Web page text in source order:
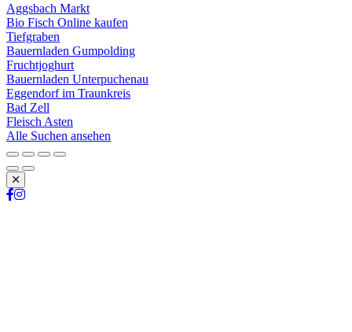
Aggsbach Markt
Bio Fisch Online kaufen
Tiefgraben
Bauernladen Gumpolding
Fruchtjoghurt
Bauernladen Unterpuchenau
Eggendorf im Traunkreis
Bad Zell
Fleisch Asten
Alle Suchen ansehen
Schließen